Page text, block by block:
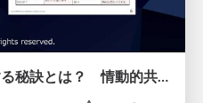
（5枚）共感力をアップする秘訣とは？ 情動的共感と認知的共感の違いについて